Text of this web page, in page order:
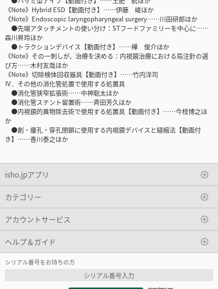
《Note》Hybrid ESD【動画付き】……伊藤 峻ほか
《Note》Endoscopic laryngopharyngeal surgery……川田研郎ほか
●先端アタッチメントの使い分け：STフードファミリーを中心に……
森川昇玲ほか
●トラクションデバイス【動画付き】……樺 俊介ほか
《Note》その一刺しが，治療を決める：内視鏡治療における局注針の選
び方……木村友哉ほか
《Note》切除検体回収器具【動画付き】……竹内洋司
Ⅳ．その他の消化管処置で使用する処置具
●消化管狭窄拡張術……中神聡太ほか
●消化管ステント留置術……斉田芳久ほか
●内視鏡的異物除去術で使用する処置具【動画付き】……今枝博之ほ
か
●創・瘻孔・穿孔閉鎖に使用する内視鏡デバイスと縫縮法【動画付
き】……香川泰之ほか
isho.jpアプリ
カテゴリー
アカウントサービス
ヘルプ＆ガイド
シリアル番号をお持ちの方
シリアル番号入力